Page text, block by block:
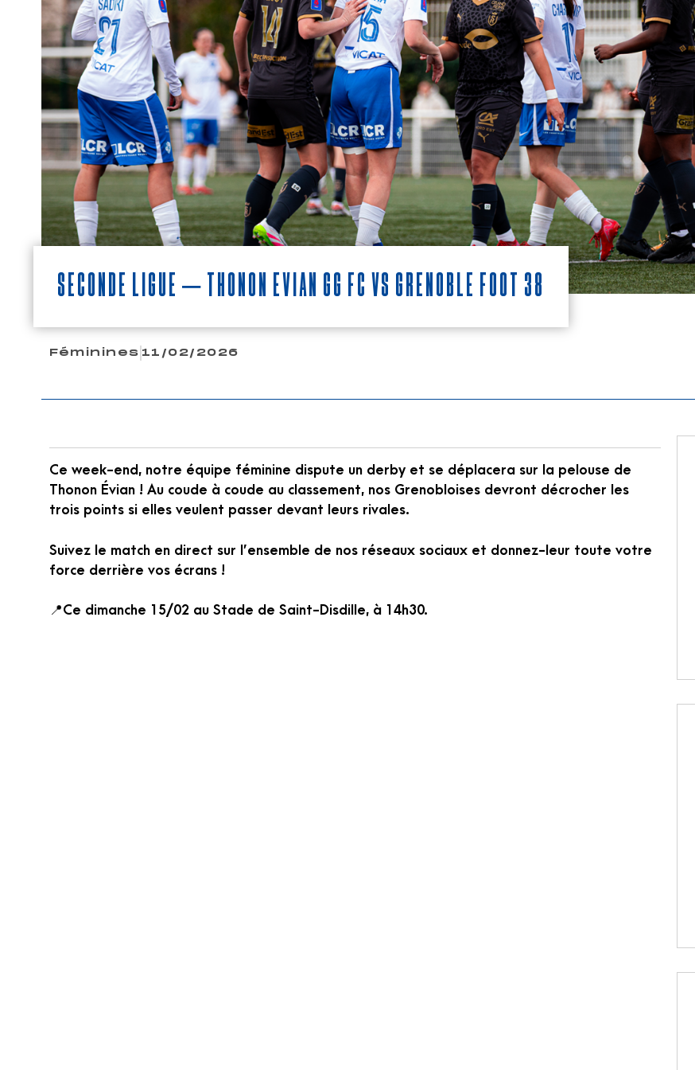
Seconde Ligue – Thonon Évian GG FC vs Grenoble Foot 38
Féminines 11/02/2026
Ce week-end, notre équipe féminine dispute un derby et se déplacera sur la pelouse de
Thonon Évian ! Au coude à coude au classement, nos Grenobloises devront décrocher les
trois points si elles veulent passer devant leurs rivales.
Suivez le match en direct sur l’ensemble de nos réseaux sociaux et donnez-leur toute votre
force derrière vos écrans !
📍Ce dimanche 15/02 au Stade de Saint-Disdille, à 14h30.